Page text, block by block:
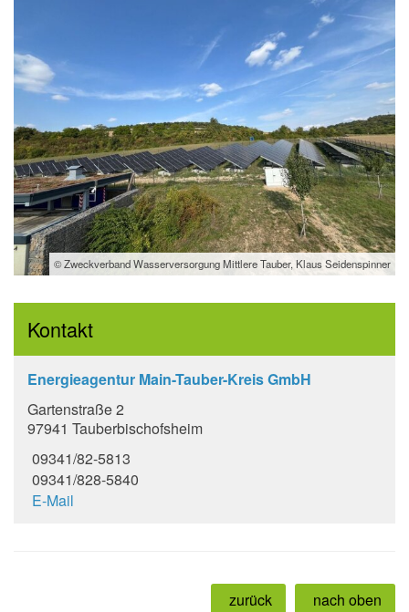
© Zweckverband Wasserversorgung Mittlere Tauber, Klaus Seidenspinner
Kontakt
Energieagentur Main-Tauber-Kreis GmbH
Gartenstraße 2
97941 Tauberbischofsheim
09341/82-5813
09341/828-5840
E-Mail
nach oben
zurück